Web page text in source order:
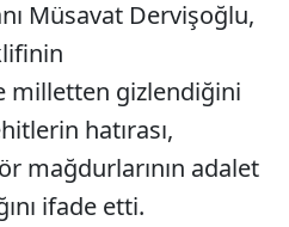
Müsavat Dervişoğlu,
milletten gizlendiğini
hatırası,
mağdurlarının adalet
ifade etti.